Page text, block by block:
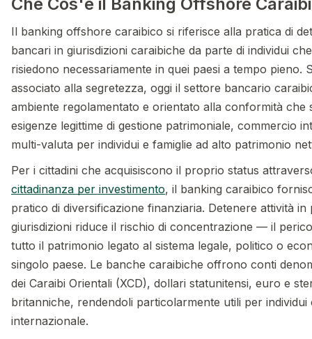
Il banking offshore caraibico si riferisce alla pratica di
bancari in giurisdizioni caraibiche da parte di individui
risiedono necessariamente in quei paesi a tempo pieno.
associato alla segretezza, oggi il settore bancario
ambiente regolamentato e orientato alla conformità che
esigenze legittime di gestione patrimoniale, commercio
multi-valuta per individui e famiglie ad alto patrimonio
Per i cittadini che acquisiscono il proprio status
cittadinanza per investimento, il banking caraibico
pratico di diversificazione finanziaria. Detenere attività in
giurisdizioni riduce il rischio di concentrazione — il
tutto il patrimonio legato al sistema legale, politico o
singolo paese. Le banche caraibiche offrono conti
dei Caraibi Orientali (XCD), dollari statunitensi, euro e
britanniche, rendendoli particolarmente utili per individui
internazionale.